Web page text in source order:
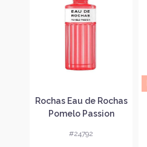
Rochas Eau de Rochas
Pomelo Passion
жени без опаковка
#24792